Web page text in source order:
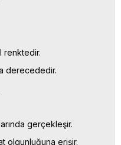
renktedir.
derecededir.
gerçekleşir.
olgunluğuna erişir.